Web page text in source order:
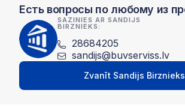
Есть вопросы по любому из
SAZINIES AR SANDIJS
BIRZNIEKS:
28684205
sandijs@buvserviss.lv
Zvanīt Sandijs Birznieks